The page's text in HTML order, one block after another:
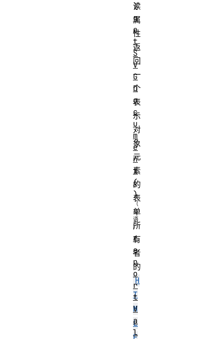
读
属
性
返
回
一
个
表
示
对
象
元
素
的
表
单
所
有
者
的
H
T
M
L
)
g
e
t
S
V
G
D
o
c
u
m
e
n
t
(
)
r
e
p
o
r
t
V
a
l